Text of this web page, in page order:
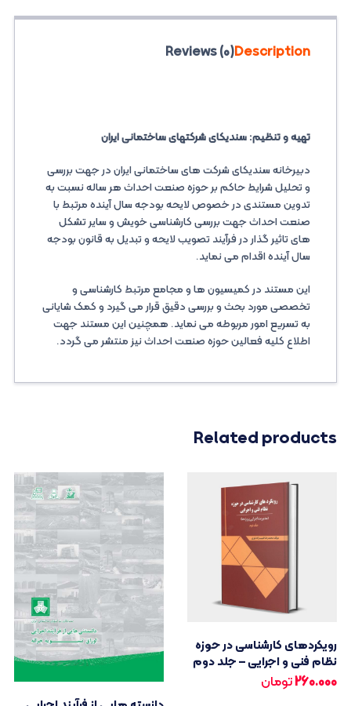
Description
Reviews (0)
تهیه و تنظیم: سندیکای شرکتهای ساختمانی ایران
دبیرخانه سندیکای شرکت های ساختمانی ایران در جهت بررسی
و تحلیل شرایط حاکم بر حوزه صنعت احداث هر ساله نسبت به
تدوین مستندی در خصوص لایحه بودجه سال آینده مرتبط با
صنعت احداث جهت بررسی کارشناسی خویش و سایر تشکل
های تاثیر گذار در فرآیند تصویب لایحه و تبدیل به قانون بودجه
سال آینده اقدام می نماید.
این مستند در کمیسیون ها و مجامع مرتبط کارشناسی و
تخصصی مورد بحث و بررسی دقیق قرار می گیرد و کمک شایانی
به تسریع امور مربوطه می نماید. همچنین این مستند جهت
اطلاع کلیه فعالین حوزه صنعت احداث نیز منتشر می گردد.
Related products
رویکردهای کارشناسی در حوزه
نظام فنی و اجرایی – جلد دوم
260.000تومان